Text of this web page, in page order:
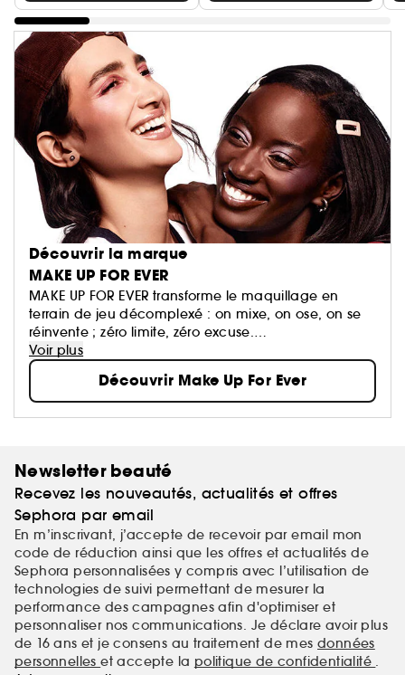
Découvrir la marque
MAKE UP FOR EVER
MAKE UP FOR EVER transforme le maquillage en
terrain de jeu décomplexé : on mixe, on ose, on se
réinvente ; zéro limite, zéro excuse.
Ses formules haute performance suivent le rythme et
subliment toutes les carnations, quoi qu’il arrive.
Voir plus
Découvrir Make Up For Ever
Newsletter beauté
Recevez les nouveautés, actualités et offres
Sephora par email
En m’inscrivant, j’accepte de recevoir par email mon
code de réduction ainsi que les offres et actualités de
Sephora personnalisées y compris avec l’utilisation de
technologies de suivi permettant de mesurer la
performance des campagnes afin d'optimiser et
personnaliser nos communications. Je déclare avoir plus
de 16 ans et je consens au traitement de mes données
personnelleset accepte la politique de confidentialité .